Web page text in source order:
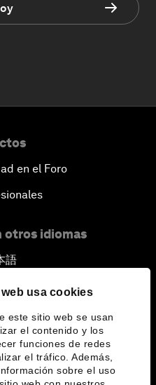
usa cookies
este sitio web se usan
el contenido y los
funciones de redes
el tráfico. Además,
sobre el uso
en el Foro
otros idiomas
語